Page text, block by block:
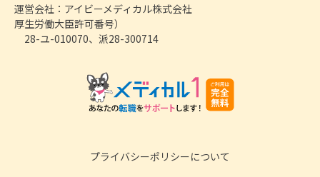
運営会社：アイビーメディカル株式会社
厚生労働大臣許可番号）
28-ユ-010070、派28-300714
プライバシーポリシーについて